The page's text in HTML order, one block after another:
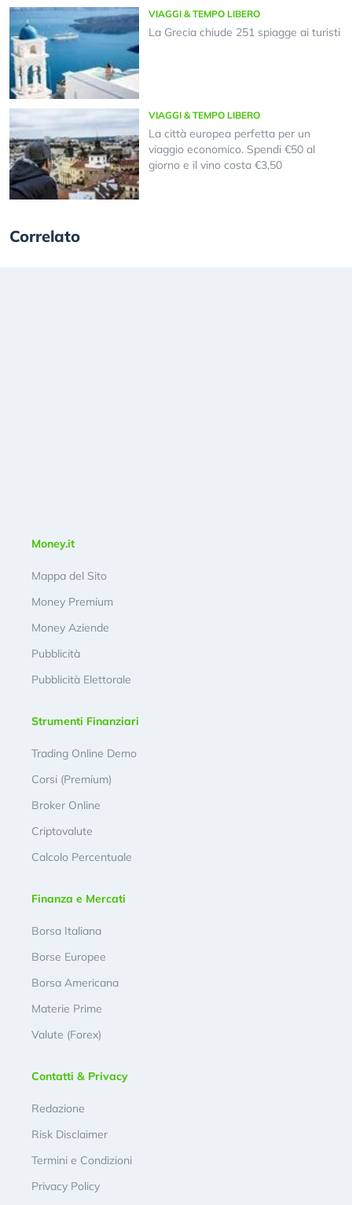
VIAGGI & TEMPO LIBERO
La Grecia chiude 251 spiagge ai turisti
VIAGGI & TEMPO LIBERO
La città europea perfetta per un
viaggio economico. Spendi €50 al
giorno e il vino costa €3,50
Correlato
Money.it
Mappa del Sito
Money Premium
Money Aziende
Pubblicità
Pubblicità Elettorale
Strumenti Finanziari
Trading Online Demo
Corsi (Premium)
Broker Online
Criptovalute
Calcolo Percentuale
Finanza e Mercati
Borsa Italiana
Borse Europee
Borsa Americana
Materie Prime
Valute (Forex)
Contatti & Privacy
Redazione
Risk Disclaimer
Termini e Condizioni
Privacy Policy